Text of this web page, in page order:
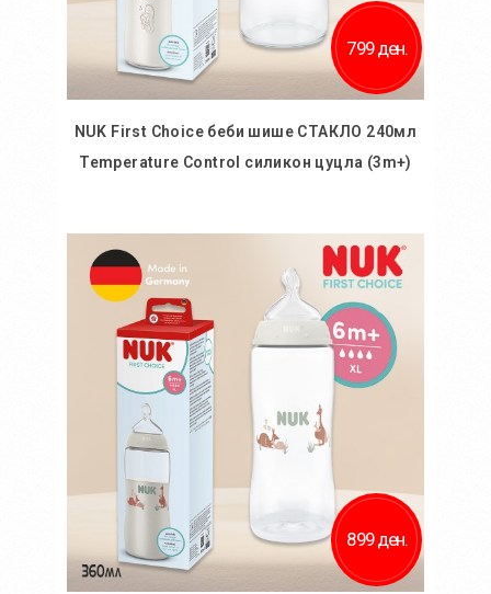
799 ден.
NUK First Choice беби шише СТАКЛО 240мл
Temperature Control силикон цуцла (3m+)
Во кошничка
899 ден.